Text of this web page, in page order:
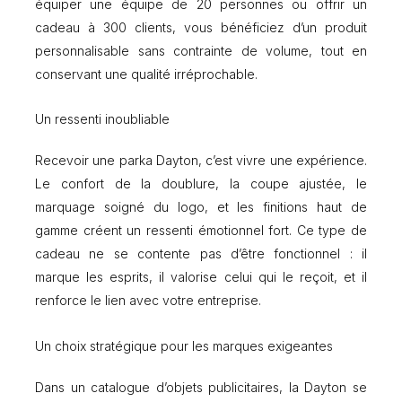
équiper une équipe de 20 personnes ou offrir un
cadeau à 300 clients, vous bénéficiez d’un produit
personnalisable sans contrainte de volume, tout en
conservant une qualité irréprochable.
Un ressenti inoubliable
Recevoir une parka Dayton, c’est vivre une expérience.
Le confort de la doublure, la coupe ajustée, le
marquage soigné du logo, et les finitions haut de
gamme créent un ressenti émotionnel fort. Ce type de
cadeau ne se contente pas d’être fonctionnel : il
marque les esprits, il valorise celui qui le reçoit, et il
renforce le lien avec votre entreprise.
Un choix stratégique pour les marques exigeantes
Dans un catalogue d’objets publicitaires, la Dayton se